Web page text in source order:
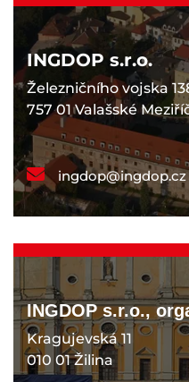
INGDOP s.r.o.
Železničního vojska
757 01 Valašské
ingdop@ingdop.cz
INGDOP s.r.o.,
Kragujevská 11
010 01 Žilina